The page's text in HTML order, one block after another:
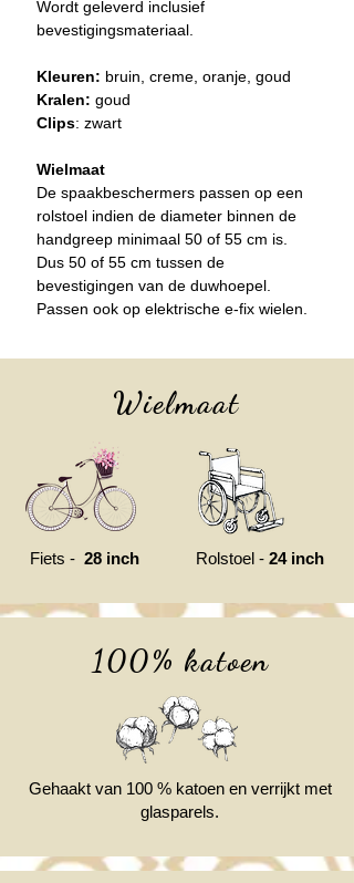
​Wordt geleverd inclusief
bevestigingsmateriaal.
Kleuren: bruin, creme, oranje, goud
Kralen: goud
Clips: zwart
Wielmaat
De spaakbeschermers passen op een
rolstoel indien de diameter binnen de
handgreep minimaal 50 of 55 cm is.
Dus 50 of 55 cm tussen de
bevestigingen van de duwhoepel.
Passen ook op elektrische e-fix wielen.
Wielmaat
Fiets - 28 inch Rolstoel - 24 inch
100% katoen
Gehaakt van 100 % katoen en verrijkt met
glasparels.